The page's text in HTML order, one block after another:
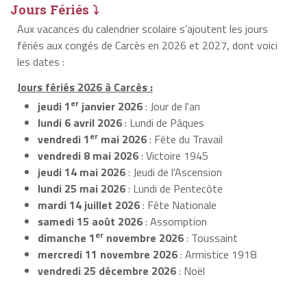
Jours Fériés ⤵
Aux vacances du calendrier scolaire s’ajoutent les jours
fériés aux congés de Carcès en 2026 et 2027, dont voici
les dates :
Jours fériés 2026 à Carcès :
jeudi 1er janvier 2026: Jour de l'an
lundi 6 avril 2026: Lundi de Pâques
vendredi 1er mai 2026: Fête du Travail
vendredi 8 mai 2026: Victoire 1945
jeudi 14 mai 2026: Jeudi de l'Ascension
lundi 25 mai 2026: Lundi de Pentecôte
mardi 14 juillet 2026: Fête Nationale
samedi 15 août 2026: Assomption
dimanche 1er novembre 2026: Toussaint
mercredi 11 novembre 2026: Armistice 1918
vendredi 25 décembre 2026: Noël